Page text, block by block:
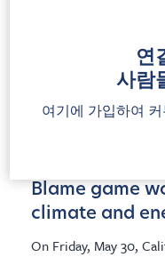
health and
Newark leaders
fossil fuel expansion,
public health and
Blame game
climate and
On Friday, May 30,
연
사람
여기에 가입하여